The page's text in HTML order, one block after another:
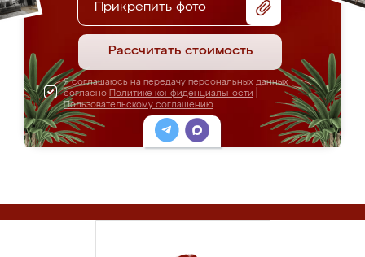
Прикрепить фото
Рассчитать стоимость
Я соглашаюсь на передачу персональных данных
согласно Политике конфиденциальности
Пользовательскому соглашению